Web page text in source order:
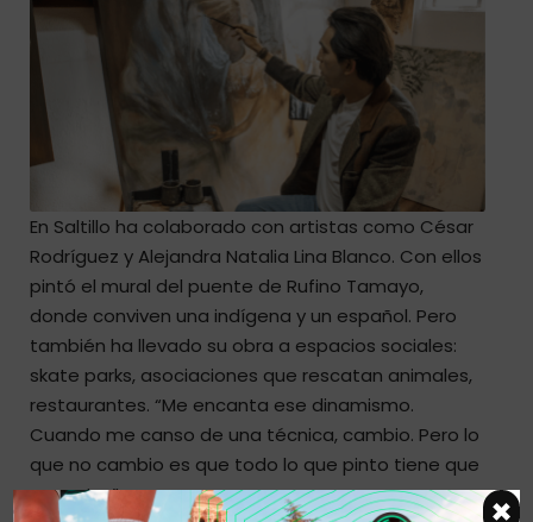
En Saltillo ha colaborado con artistas como César
Rodríguez y Alejandra Natalia Lina Blanco. Con ellos
pintó el mural del puente de Rufino Tamayo,
donde conviven una indígena y un español. Pero
también ha llevado su obra a espacios sociales:
skate parks, asociaciones que rescatan animales,
restaurantes. “Me encanta ese dinamismo.
Cuando me canso de una técnica, cambio. Pero lo
que no cambio es que todo lo que pinto tiene que
conectar”.